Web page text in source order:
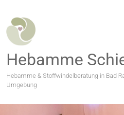
Inhalt
springen
Hebamme
Hebamme & Stoffwindelberatung in Bad
Umgebung